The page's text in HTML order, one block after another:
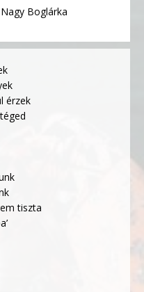
Boglárka
érzek
tiszta